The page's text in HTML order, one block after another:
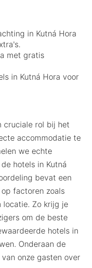
in Kutná Hora
met gratis
in Kutná Hora voor
cruciale rol bij het
accommodatie te
we echte
hotels in Kutná
bevat een
factoren zoals
Zo krijg je
om de beste
hotels in
Onderaan de
onze gasten over